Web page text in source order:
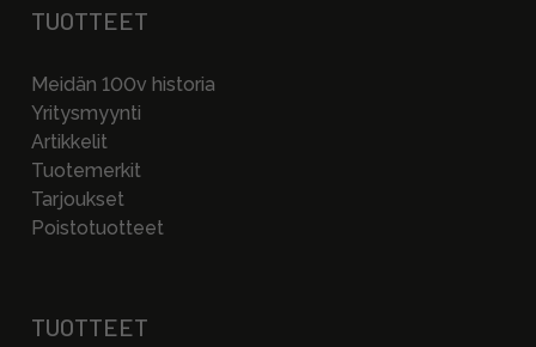
TUOTTEET
Meidän 100v historia
Yritysmyynti
Artikkelit
Tuotemerkit
Tarjoukset
Poistotuotteet
TUOTTEET